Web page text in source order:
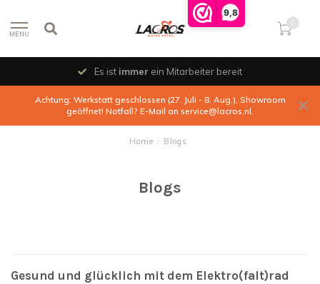
9,8
MENU
0
Es ist immer ein Mitarbeiter bereit
Achtung: Werkstatt geschlossen (27. Juli - 8. Aug.), Showroom
geöffnet! Notfall? E-Mail an service@lacros.nl.
Home / Blogs
Blogs
Gesund und glücklich mit dem Elektro(falt)rad